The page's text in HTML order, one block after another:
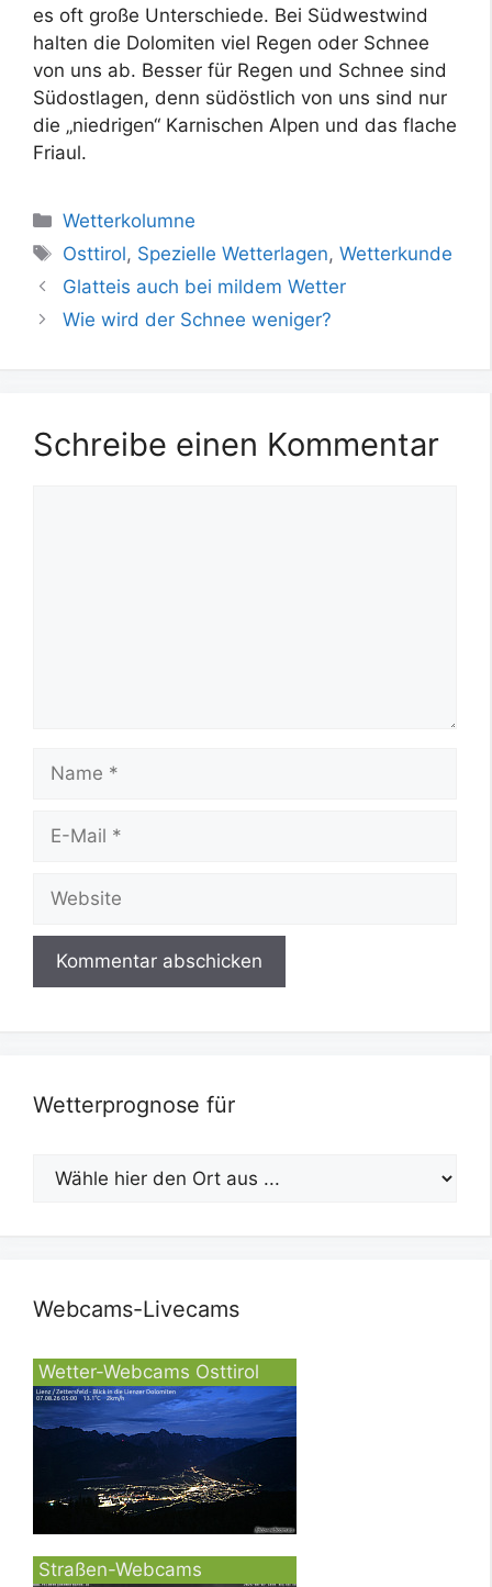
es oft große Unterschiede. Bei Südwestwind
halten die Dolomiten viel Regen oder Schnee
von uns ab. Besser für Regen und Schnee sind
Südostlagen, denn südöstlich von uns sind nur
die „niedrigen“ Karnischen Alpen und das flache
Friaul.
Kategorien
Wetterkolumne
Schlagwörter
Osttirol, Spezielle Wetterlagen,Wetterkunde
Glatteis auch bei mildem Wetter
Wie wird der Schnee weniger?
Schreibe einen Kommentar
Name
Website
Wetterprognose für
Webcams-Livecams
Wetter-Webcams Osttirol
Straßen-Webcams